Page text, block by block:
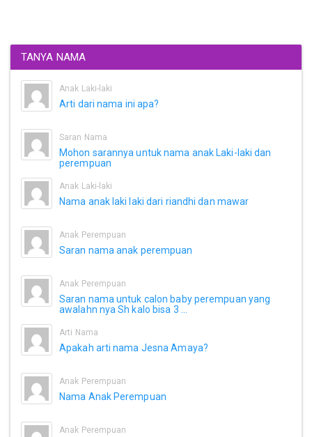
TANYA NAMA
Anak Laki-laki
Arti dari nama ini apa?
Saran Nama
Mohon sarannya untuk nama anak Laki-laki dan
perempuan
Anak Laki-laki
Nama anak laki laki dari riandhi dan mawar
Anak Perempuan
Saran nama anak perempuan
Anak Perempuan
Saran nama untuk calon baby perempuan yang
awalahn nya Sh kalo bisa 3 ...
Arti Nama
Apakah arti nama Jesna Amaya?
Anak Perempuan
Nama Anak Perempuan
Anak Perempuan